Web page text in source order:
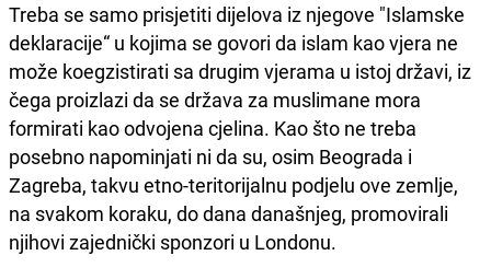
Treba se samo prisjetiti dijelova iz njegove "Islamske
deklaracije“ u kojima se govori da islam kao vjera ne
može koegzistirati sa drugim vjerama u istoj državi, iz
čega proizlazi da se država za muslimane mora
formirati kao odvojena cjelina. Kao što ne treba
posebno napominjati ni da su, osim Beograda i
Zagreba, takvu etno-teritorijalnu podjelu ove zemlje,
na svakom koraku, do dana današnjeg, promovirali
njihovi zajednički sponzori u Londonu.